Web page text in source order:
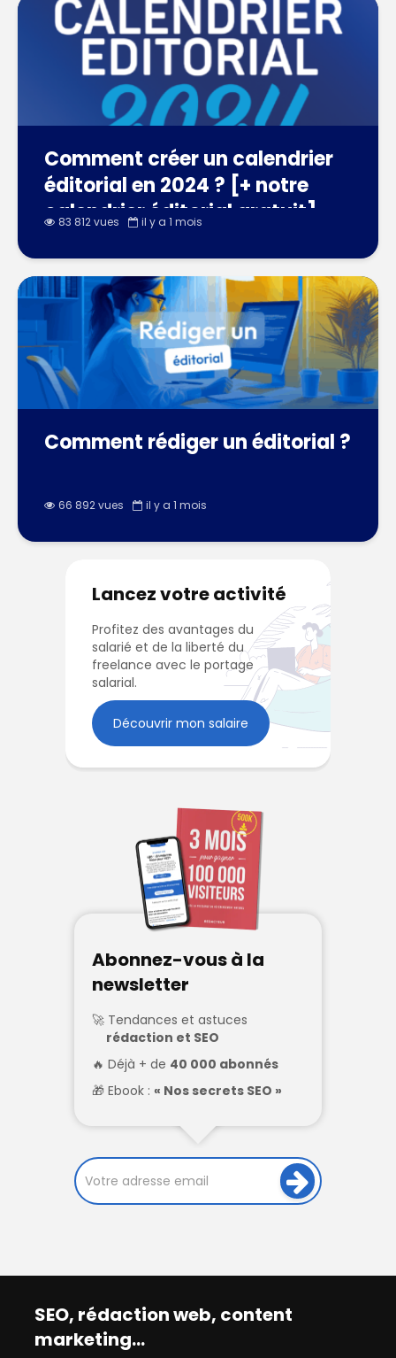
Comment créer un calendrier
éditorial en 2024 ? [+ notre
calendrier éditorial gratuit]
83 812 vues il y a 1 mois
Comment rédiger un éditorial ?
66 892 vues il y a 1 mois
Lancez votre activité
Profitez des avantages du
salarié et de la liberté du
freelance avec le portage
salarial.
Découvrir mon salaire
Abonnez-vous à la
newsletter
Tendances et astuces
rédaction et SEO
Déjà + de 40 000 abonnés
Ebook : « Nos secrets SEO »
SEO, rédaction web, content
marketing…